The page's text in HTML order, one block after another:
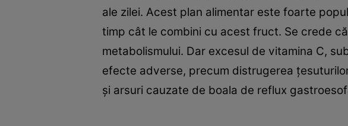
ale zilei. Acest plan alimentar este foarte
timp cât le combini cu acest fruct. Se crede
metabolismului. Dar excesul de vitamina C,
efecte adverse, precum distrugerea
şi arsuri cauzate de boala de reflux